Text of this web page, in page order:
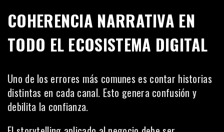
COHERENCIA NARRATIVA EN
TODO EL ECOSISTEMA DIGITAL
Uno de los errores más comunes es contar historias
distintas en cada canal. Esto genera confusión y
debilita la confianza.